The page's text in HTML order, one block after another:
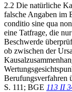
2.2 Die natürliche
falsche Angaben im
conditio sine qua
eine Tatfrage, die
Beschwerde
ob zwischen der
Berufungsverfahren
S. 111; BGE 113 II